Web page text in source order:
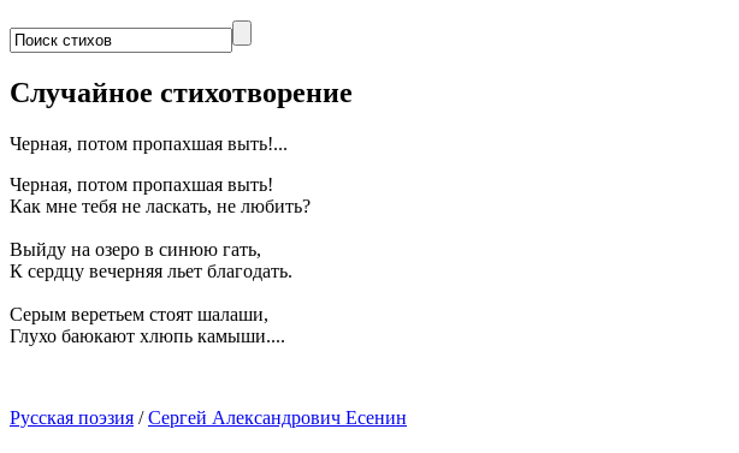
Случайное стихотворение
Черная, потом пропахшая выть!...
Черная, потом пропахшая выть!
Как мне тебя не ласкать, не любить?
Выйду на озеро в синюю гать,
К сердцу вечерняя льет благодать.
Серым веретьем стоят шалаши,
Глухо баюкают хлюпь камыши....
Русская поэзия /Сергей Александрович Есенин